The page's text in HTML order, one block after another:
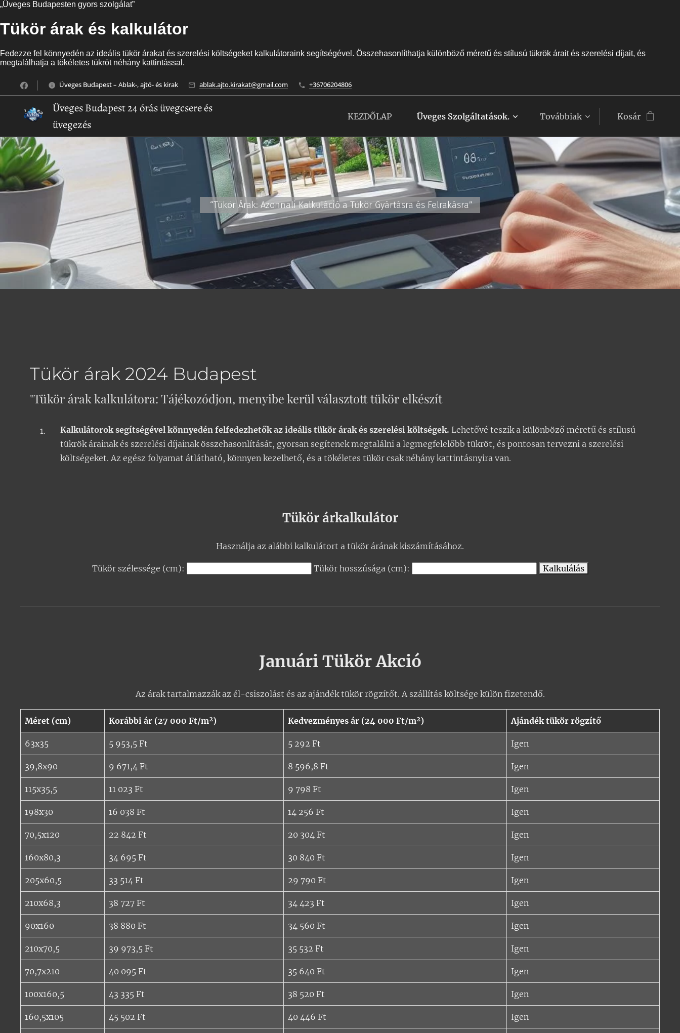
„Üveges Budapesten gyors szolgálat”
Tükör árak és kalkulátor
Fedezze fel könnyedén az ideális tükör árakat és szerelési költségeket kalkulátoraink segítségével. Összehasonlíthatja különböző méretű és stílusú tükrök árait és szerelési díjait, és
megtalálhatja a tökéletes tükröt néhány kattintással.
Üveges Budapest – Ablak-, ajtó- és kirak ablak.ajto.kirakat@gmail.com +36706204806
Üveges Budapest 24 órás üvegcsere és
üvegezés
KEZDŐLAP Üveges Szolgáltatások. Továbbiak Kosár
“Tükör Árak: Azonnali Kalkuláció a Tükör Gyártásra és Felrakásra”
Tükör árak 2024 Budapest
"Tükör árak kalkulátora: Tájékozódjon, menyibe kerül választott tükör elkészít
Kalkulátorok segítségével könnyedén felfedezhetők az ideális tükör árak és szerelési költségek. Lehetővé teszik a különböző méretű és stílusú
tükrök árainak és szerelési díjainak összehasonlítását, gyorsan segítenek megtalálni a legmegfelelőbb tükröt, és pontosan tervezni a szerelési
költségeket. Az egész folyamat átlátható, könnyen kezelhető, és a tökéletes tükör csak néhány kattintásnyira van.
Tükör árkalkulátor
Használja az alábbi kalkulátort a tükör árának kiszámításához.
Tükör szélessége (cm): Tükör hosszúsága (cm): Kalkulálás
Januári Tükör Akció
Az árak tartalmazzák az él-csiszolást és az ajándék tükör rögzítőt. A szállítás költsége külön fizetendő.
Méret (cm) Korábbi ár (27 000 Ft/m²) Kedvezményes ár (24 000 Ft/m²) Ajándék tükör rögzítő
63x35 5 953,5 Ft 5 292 Ft Igen
39,8x90 9 671,4 Ft 8 596,8 Ft Igen
115x35,5 11 023 Ft 9 798 Ft Igen
198x30 16 038 Ft 14 256 Ft Igen
70,5x120 22 842 Ft 20 304 Ft Igen
160x80,3 34 695 Ft 30 840 Ft Igen
205x60,5 33 514 Ft 29 790 Ft Igen
210x68,3 38 727 Ft 34 423 Ft Igen
90x160 38 880 Ft 34 560 Ft Igen
210x70,5 39 973,5 Ft 35 532 Ft Igen
70,7x210 40 095 Ft 35 640 Ft Igen
100x160,5 43 335 Ft 38 520 Ft Igen
160,5x105 45 502 Ft 40 446 Ft Igen